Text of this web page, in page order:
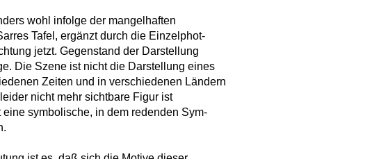
wohl infolge der mangelhaften
Tafel, ergänzt durch die Einzelphot-
jetzt. Gegenstand der Darstellung
Die Szene ist nicht die Darstellung eines
Zeiten und in verschiedenen Ländern
nicht mehr sichtbare Figur ist
symbolische, in dem redenden Sym-